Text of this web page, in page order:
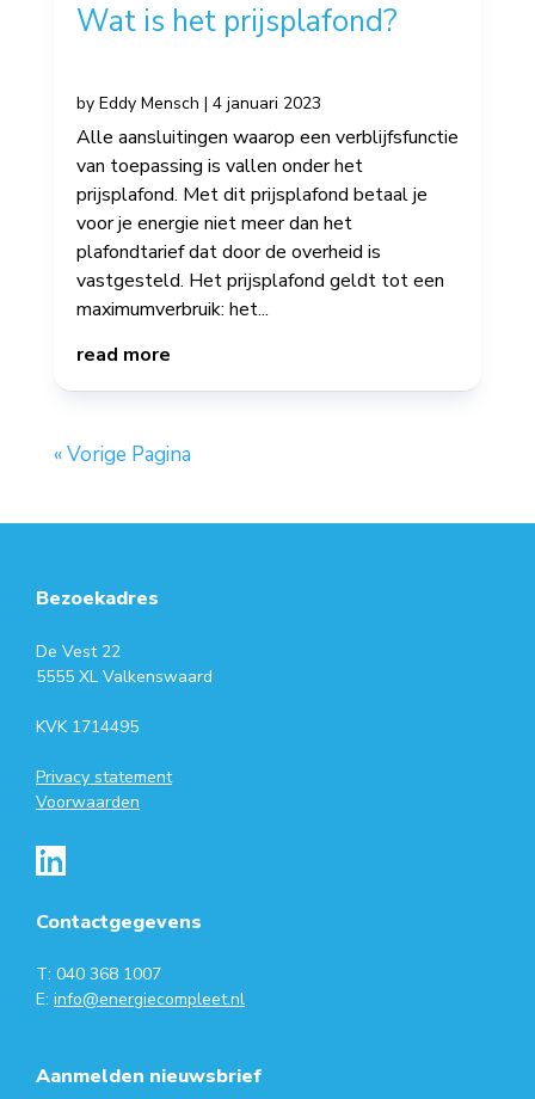
Wat is het prijsplafond?
by Eddy Mensch | 4 januari 2023
Alle aansluitingen waarop een verblijfsfunctie
van toepassing is vallen onder het
prijsplafond. Met dit prijsplafond betaal je
voor je energie niet meer dan het
plafondtarief dat door de overheid is
vastgesteld. Het prijsplafond geldt tot een
maximumverbruik: het...
read more
« Vorige Pagina
Bezoekadres
De Vest 22
5555 XL Valkenswaard
KVK 1714495
Privacy statement
Voorwaarden
Contactgegevens
T: 040 368 1007
E: info@energiecompleet.nl
Aanmelden nieuwsbrief